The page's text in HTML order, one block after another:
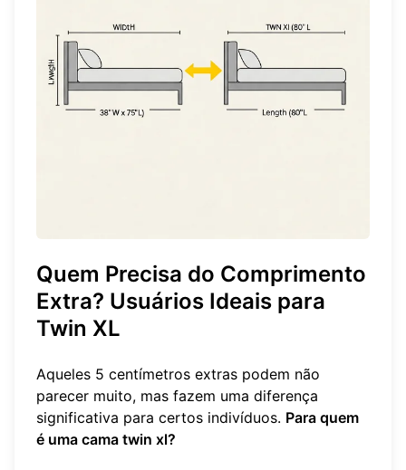
Quem Precisa do Comprimento
Extra? Usuários Ideais para
Twin XL
Aqueles 5 centímetros extras podem não
parecer muito, mas fazem uma diferença
significativa para certos indivíduos. Para quem
é uma cama twin xl?